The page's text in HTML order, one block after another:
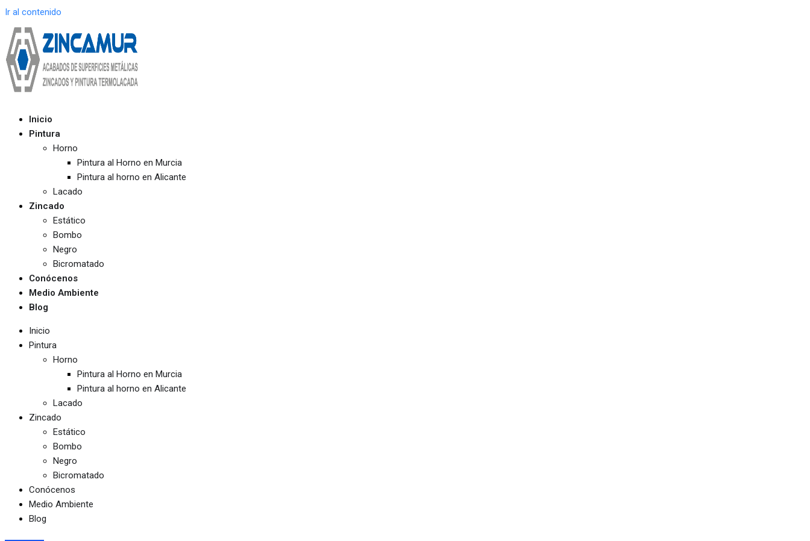
Ir al contenido
Inicio
Pintura
Horno
Pintura al Horno en Murcia
Pintura al horno en Alicante
Lacado
Zincado
Estático
Bombo
Negro
Bicromatado
Conócenos
Medio Ambiente
Blog
Inicio
Pintura
Horno
Pintura al Horno en Murcia
Pintura al horno en Alicante
Lacado
Zincado
Estático
Bombo
Negro
Bicromatado
Conócenos
Medio Ambiente
Blog